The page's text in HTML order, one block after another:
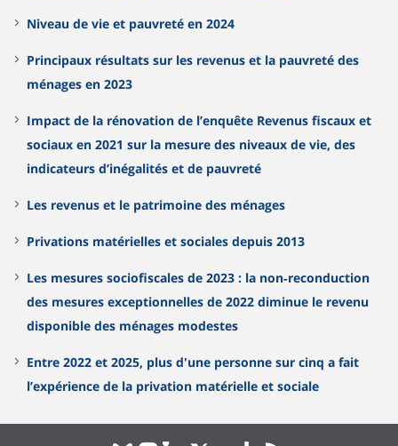
Niveau de vie et pauvreté en 2024
Principaux résultats sur les revenus et la pauvreté des
ménages en 2023
Impact de la rénovation de l’enquête Revenus fiscaux et
sociaux en 2021 sur la mesure des niveaux de vie, des
indicateurs d’inégalités et de pauvreté
Les revenus et le patrimoine des ménages
Privations matérielles et sociales depuis 2013
Les mesures sociofiscales de 2023 : la non‑reconduction
des mesures exceptionnelles de 2022 diminue le revenu
disponible des ménages modestes
Entre 2022 et 2025, plus d'une personne sur cinq a fait
l’expérience de la privation matérielle et sociale